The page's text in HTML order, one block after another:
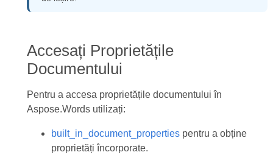
Accesați Proprietățile
Documentului
Pentru a accesa proprietățile documentului în
Aspose.Words utilizați:
built_in_document_propertiespentru a obține
proprietăți încorporate.